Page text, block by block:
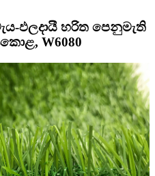
ඵලදායී හරිත පෙනුමැති
W6080